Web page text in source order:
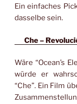
Ein einfaches
dasselbe sein.
Che –
Wäre “Ocean’s
würde er
“Che”. Ein Film